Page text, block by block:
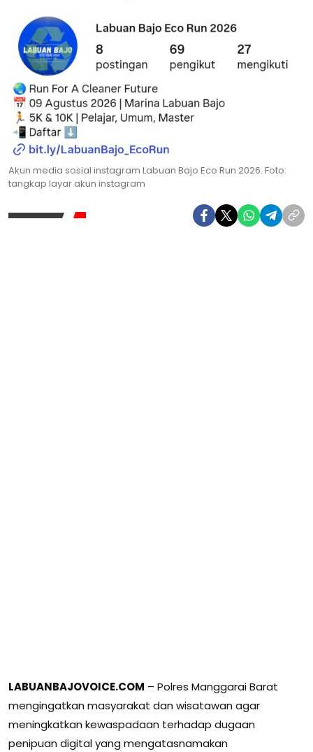
Akun media sosial instagram Labuan Bajo Eco Run 2026. Foto:
tangkap layar akun instagram
LABUANBAJOVOICE.COM – Polres Manggarai Barat
mengingatkan masyarakat dan wisatawan agar
meningkatkan kewaspadaan terhadap dugaan
penipuan digital yang mengatasnamakan